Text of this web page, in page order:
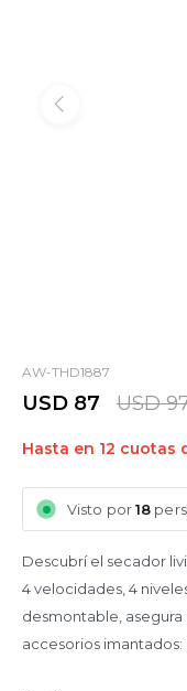
AW-THD1887
USD 87 USD
Hasta en 12 cuotas
Visto por18
Descubrí el secador
4 velocidades, 4
desmontable,
accesorios imantados: